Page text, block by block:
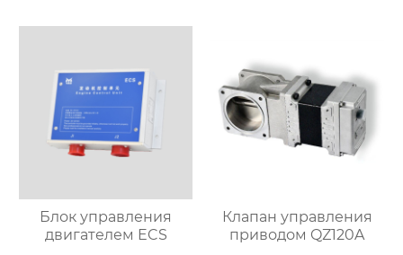
Блок управления
двигателем ECS
Клапан управления
приводом QZ120A